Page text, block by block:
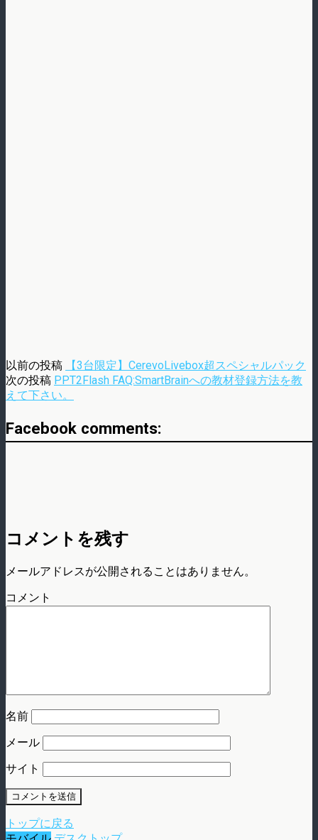
以前の投稿
【3台限定】CerevoLivebox超スペシャルパック
次の投稿 PPT2Flash FAQ:SmartBrainへの教材登録方法を教
えて下さい。
Facebook comments:
コメントを残す
メールアドレスが公開されることはありません。
コメント
名前
メール
サイト
トップに戻る